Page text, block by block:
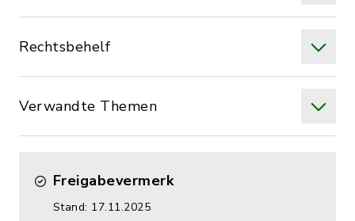
Rechtsbehelf
Verwandte Themen
Freigabevermerk
Stand: 17.11.2025